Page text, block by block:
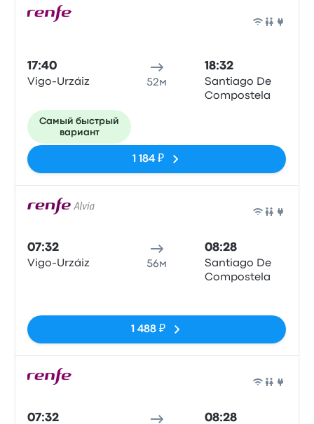
17:40
Vigo-Urzáiz 52м
18:32
Santiago De
Compostela
Самый быстрый
вариант
1 184 ₽
07:32
Vigo-Urzáiz 56м
08:28
Santiago De
Compostela
1 488 ₽
07:32 08:28